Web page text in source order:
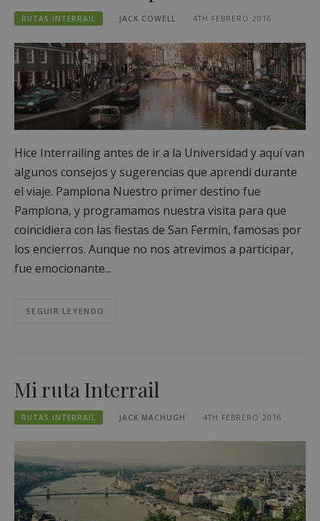
RUTAS INTERRAIL JACK COWELL 4TH FEBRERO 2016
Hice Interrailing antes de ir a la Universidad y aquí van
algunos consejos y sugerencias que aprendí durante
el viaje. Pamplona Nuestro primer destino fue
Pamplona, y programamos nuestra visita para que
coincidiera con las fiestas de San Fermín, famosas por
los encierros. Aunque no nos atrevimos a participar,
fue emocionante...
SEGUIR LEYENDO
Mi ruta Interrail
RUTAS INTERRAIL JACK MACHUGH 4TH FEBRERO 2016